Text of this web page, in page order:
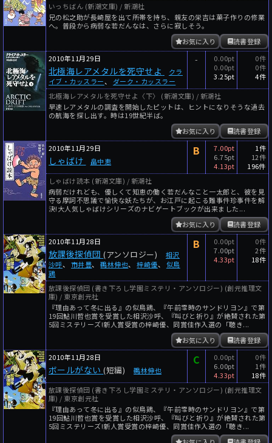
いっちばん (新潮文庫) / 新潮社
兄の松之助が長崎屋を出て所帯を持ち、親友の栄吉は菓子作りの修業
へ。普段から病弱な若だんなは、さらに寂しそう。
読書登録
お気に入り
2010年11月29日
北極海レアメタルを死守せよ
クラ
イブ・カッスラー、 ダーク・カッスラー
-
0.00pt
0.00pt
3.25pt
0件
0件
4件
北極海レアメタルを死守せよ〈下〉 (新潮文庫) / 新潮社
早速レアメタルの調査を開始したピットは、ヒントになりそうな過去
の航海を探し出す。時は19世紀半ば。
読書登録
お気に入り
2010年11月29日
しゃばけ 畠中恵
B
7.00pt
6.75pt
4.13pt
1件
12件
196件
しゃばけ読本 (新潮文庫) / 新潮社
病弱だけれども、優しくて知恵の働く若だんなこと一太郎と、彼を見
守る摩訶不思議で愉快な妖たちが、お江戸に起こる難事件珍事件を解
決!大人気しゃばけシリーズのナビゲートブックが出来ました...
読書登録
お気に入り
2010年11月28日
放課後探偵団 (アンソロジー)
相沢
沙呼、 市井豊、鵜林伸也、梓崎優、 似鳥
鶏
B
0.00pt
7.00pt
4.33pt
0件
2件
18件
放課後探偵団 (書き下ろし学園ミステリ・アンソロジー) (創元推理文
庫) / 東京創元社
『理由あって冬に出る』の似鳥鶏、『午前零時のサンドリヨン』で第
19回鮎川哲也賞を受賞した相沢沙呼、『叫びと祈り』が絶賛された第
5回ミステリーズ!新人賞受賞の梓崎優、同賞佳作入選の「聴き...
読書登録
お気に入り
2010年11月28日
ボールがない (短編) 鵜林伸也
C
0.00pt
6.00pt
4.33pt
0件
1件
18件
放課後探偵団 (書き下ろし学園ミステリ・アンソロジー) (創元推理文
庫) / 東京創元社
『理由あって冬に出る』の似鳥鶏、『午前零時のサンドリヨン』で第
19回鮎川哲也賞を受賞した相沢沙呼、『叫びと祈り』が絶賛された第
5回ミステリーズ!新人賞受賞の梓崎優、同賞佳作入選の「聴き...